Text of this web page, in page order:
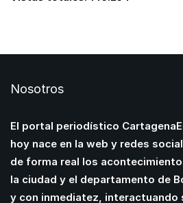
Nosotros
El portal periodístico
hoy nace en la web y redes
de forma real los
la ciudad y el departamento de
y con inmediatez, interactuando